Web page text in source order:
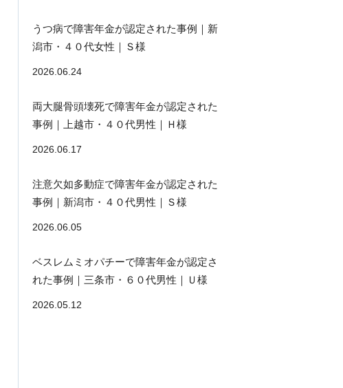
うつ病で障害年金が認定された事例｜新
潟市・４０代女性｜Ｓ様
2026.06.24
両大腿骨頭壊死で障害年金が認定された
事例｜上越市・４０代男性｜Ｈ様
2026.06.17
注意欠如多動症で障害年金が認定された
事例｜新潟市・４０代男性｜Ｓ様
2026.06.05
ベスレムミオパチーで障害年金が認定さ
れた事例｜三条市・６０代男性｜Ｕ様
2026.05.12